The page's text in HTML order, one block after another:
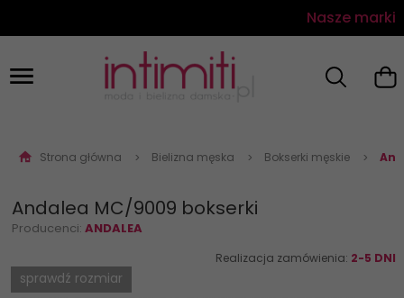
Nasze marki
Strona główna Bielizna męska Bokserki męskie
Andalea MC/9009 bokserki
Producenci: ANDALEA
Realizacja zamówienia: 2-5 DNI
sprawdź rozmiar